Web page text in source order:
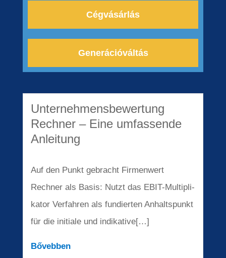
Cégvá­sár­lás
Generá­ció­vál­tás
Unter­neh­mens­be­wer­tung
Rechner – Eine umfas­sen­de
Anlei­tung
Auf den Punkt gebracht Firmen­wert
Rechner als Basis: Nutzt das EBIT-Multi­pli­
ka­tor Verfah­ren als fundier­ten Anhalts­punkt
für die initia­le und indikative[…]
Bőveb­ben